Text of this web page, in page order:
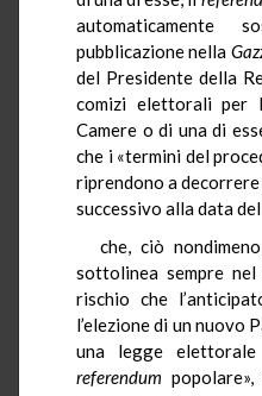
automaticamente
pubblicazione nella
del Presidente della
comizi elettorali per
Camere o di una di
che i «termini del
riprendono a
successivo alla data
che, ciò
sottolinea sempre
rischio che
l’elezione di un nuovo
una legge
referendum